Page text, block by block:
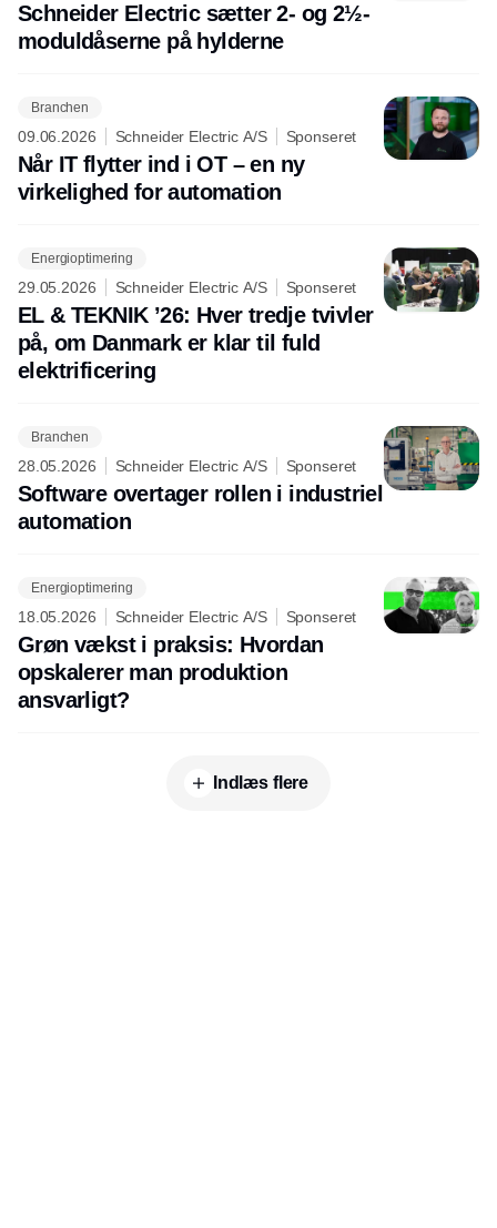
Schneider Electric sætter 2- og 2½-
moduldåserne på hylderne
Branchen
09.06.2026 Schneider Electric A/S Sponseret
Når IT flytter ind i OT – en ny
virkelighed for automation
Energioptimering
29.05.2026 Schneider Electric A/S Sponseret
EL & TEKNIK ’26: Hver tredje tvivler
på, om Danmark er klar til fuld
elektrificering
Branchen
28.05.2026 Schneider Electric A/S Sponseret
Software overtager rollen i industriel
automation
Energioptimering
18.05.2026 Schneider Electric A/S Sponseret
Grøn vækst i praksis: Hvordan
opskalerer man produktion
ansvarligt?
Indlæs flere